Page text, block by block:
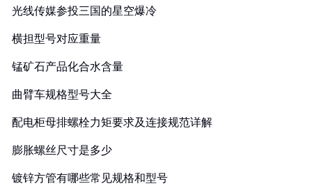
光线传媒参投三国的星空爆冷
横担型号对应重量
锰矿石产品化合水含量
曲臂车规格型号大全
配电柜母排螺栓力矩要求及连接规范详解
膨胀螺丝尺寸是多少
镀锌方管有哪些常见规格和型号